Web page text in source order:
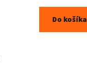
Do košíka